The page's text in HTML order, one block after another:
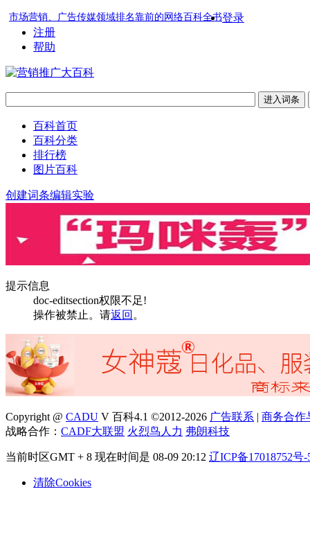
市场营销、广告传媒领域排名靠前的网络百科全书登录
注册
帮助
百科首页
百科分类
排行榜
图片百科
创建词条编辑实验
提示信息
doc-editsection权限不足!
操作被禁止。请返回 。
Copyright @ CADU V 百科4.1 ©2012-2026 广告联系 | 商务合作
战略合作： CADF大联盟 火烈鸟人力 弗朗科技
当前时区GMT + 8 现在时间是 08-09 20:12 辽ICP备17018752号-
清除Cookies